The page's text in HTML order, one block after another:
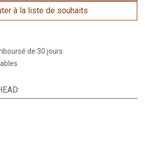
à la liste de souhaits
de 30 jours